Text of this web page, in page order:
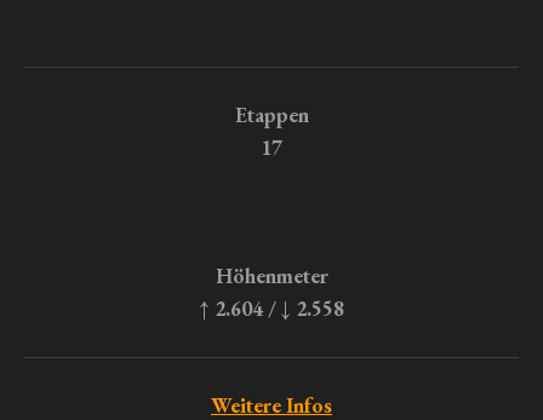
Etappen
17
Höhenmeter
↑ 2.604 / ↓ 2.558
Weitere Infos